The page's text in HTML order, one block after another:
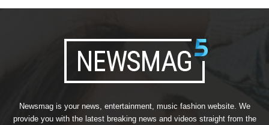
Newsmag is your news, entertainment, music fashion website. We
provide you with the latest breaking news and videos straight from the